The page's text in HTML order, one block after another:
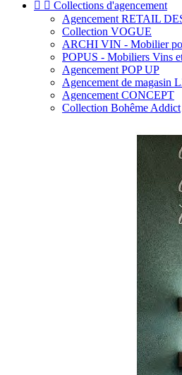
  Collections d'agencement
Agencement RETAIL
Collection VOGUE
ARCHI VIN - Mobilier
POPUS - Mobiliers Vins
Agencement POP UP
Agencement de magasin
Agencement CONCEPT
Collection Bohême Addict